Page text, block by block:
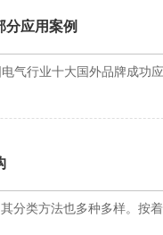
分应用案例
气行业十大国外品牌成功
分类方法也多种多样。按